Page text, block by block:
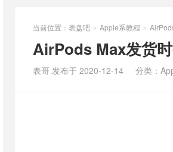
当前位置： 表盘吧 > Apple系教程 >
AirPods Max发货
表哥 发布于 2020-12-14 分类：